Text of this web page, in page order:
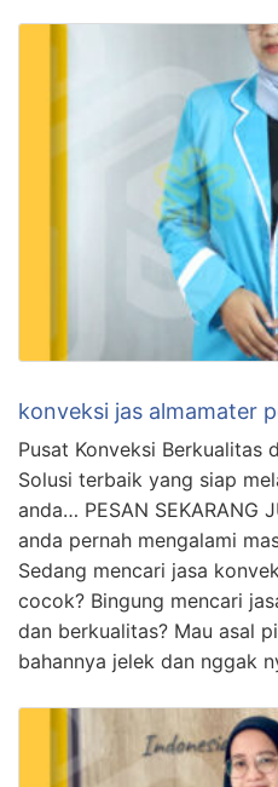
konveksi jas almamater
Pusat Konveksi Berkualitas
Solusi terbaik yang siap
anda… PESAN SEKARANG
anda pernah mengalami
Sedang mencari jasa
cocok? Bingung mencari
dan berkualitas? Mau asal
bahannya jelek dan nggak